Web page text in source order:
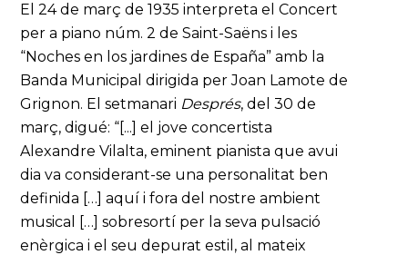
El 24 de març de 1935 interpreta el Concert
per a piano núm. 2 de Saint-Saëns i les
“Noches en los jardines de España” amb la
Banda Municipal dirigida per Joan Lamote de
Grignon. El setmanari Després, del 30 de
març, digué: “[...] el jove concertista
Alexandre Vilalta, eminent pianista que avui
dia va considerant-se una personalitat ben
definida […] aquí i fora del nostre ambient
musical […] sobresortí per la seva pulsació
enèrgica i el seu depurat estil, al mateix